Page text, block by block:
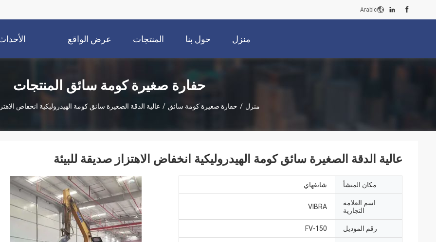
Arabic
منزل حول بنا المنتجات عرض الواقع
الافتراضي
حفارة صغيرة كومة سائق المنتجات
منزل / حفارة صغيرة كومة سائق / عالية الدقة الصغيرة سائق كومة الهيدروليكية انخفاض
عالية الدقة الصغيرة سائق كومة الهيدروليكية انخفاض الاهتزاز صديقة للبيئة
مكان المنشأ شانغهاي
اسم العلامة
التجارية
VIBRA
رقم الموديل FV-150